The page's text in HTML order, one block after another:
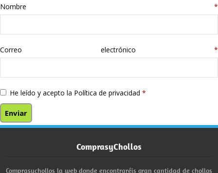
libros
Nombre *
Correo electrónico *
He leído y acepto la Política de privacidad *
ComprasyChollos
Comprasychollos la web donde encontraréis gran cantidad de chollos